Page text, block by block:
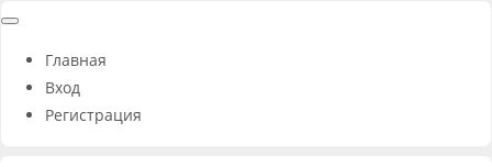
Главная
Вход
Регистрация